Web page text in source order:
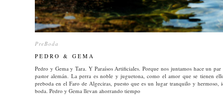
PreBoda
PEDRO & GEMA
Pedro y Gema y Tara. Y Paraísos Artificiales. Porque nos juntamos hace un
pastor alemán. La perra es noble y juguetona, como el amor que se tienen
preboda en el Faro de Algeciras, puesto que es un lugar tranquilo y hermoso,
boda. Pedro y Gema llevan ahorrando tiempo
PreBoda
PEDRO & GEMA